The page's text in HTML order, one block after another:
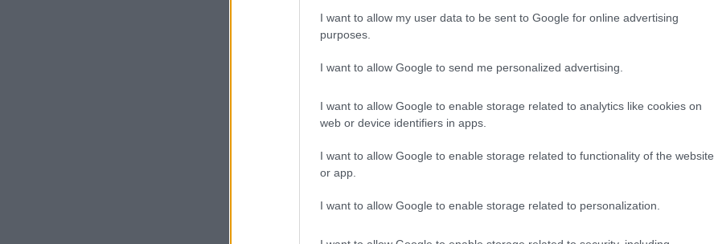
I want to allow my user data to be sent to Google for online advertising
purposes.
I want to allow Google to send me personalized advertising.
I want to allow Google to enable storage related to analytics like cookies on
web or device identifiers in apps.
I want to allow Google to enable storage related to functionality of the website
or app.
I want to allow Google to enable storage related to personalization.